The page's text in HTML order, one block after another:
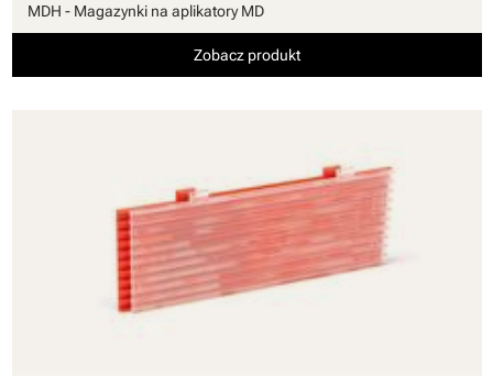
MDH - Magazynki na aplikatory MD
Zobacz produkt